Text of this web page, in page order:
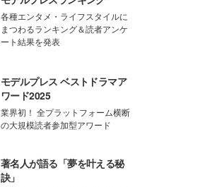
各種エンタメ・ライフスタイルに
まつわるランキング＆読者アンケ
ート結果を発表
モデルプレス ベストドラマア
ワード2025
業界初！ 全プラットフォーム横断
の大規模読者参加型アワード
著名人が語る「夢を叶える秘
訣」